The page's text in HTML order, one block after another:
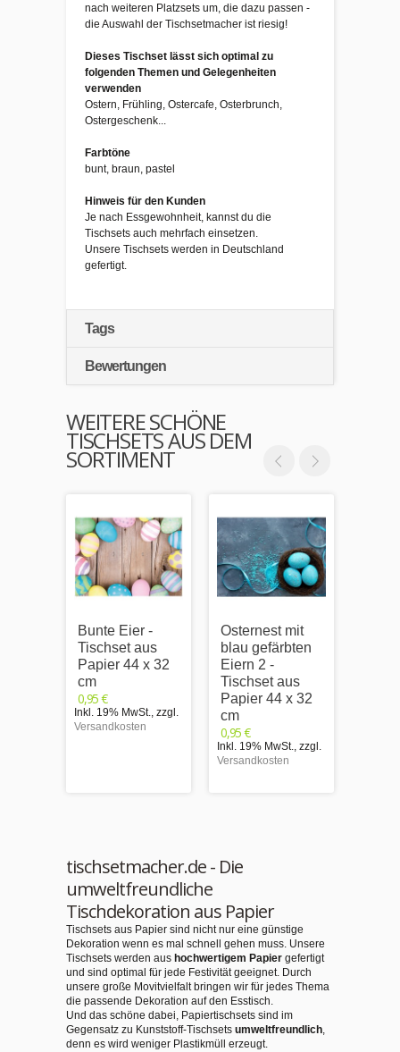
nach weiteren Platzsets um, die dazu passen -
die Auswahl der Tischsetmacher ist riesig!
Dieses Tischset lässt sich optimal zu
folgenden Themen und Gelegenheiten
verwenden
Ostern, Frühling, Ostercafe, Osterbrunch,
Ostergeschenk...
Farbtöne
bunt, braun, pastel
Hinweis für den Kunden
Je nach Essgewohnheit, kannst du die
Tischsets auch mehrfach einsetzen.
Unsere Tischsets werden in Deutschland
gefertigt.
Tags
Bewertungen
WEITERE SCHÖNE
TISCHSETS AUS DEM
SORTIMENT
Bunte Eier -
Tischset aus
Papier 44 x 32
cm
0,95 €
Inkl. 19% MwSt., zzgl.
Versandkosten
Osternest mit
blau gefärbten
Eiern 2 -
Tischset aus
Papier 44 x 32
cm
0,95 €
Inkl. 19% MwSt., zzgl.
Versandkosten
tischsetmacher.de - Die
umweltfreundliche
Tischdekoration aus Papier
Tischsets aus Papier sind nicht nur eine günstige
Dekoration wenn es mal schnell gehen muss. Unsere
Tischsets werden aus hochwertigem Papier gefertigt
und sind optimal für jede Festivität geeignet. Durch
unsere große Movitvielfalt bringen wir für jedes Thema
die passende Dekoration auf den Esstisch.
Und das schöne dabei, Papiertischsets sind im
Gegensatz zu Kunststoff-Tischsets umweltfreundlich,
denn es wird weniger Plastikmüll erzeugt.